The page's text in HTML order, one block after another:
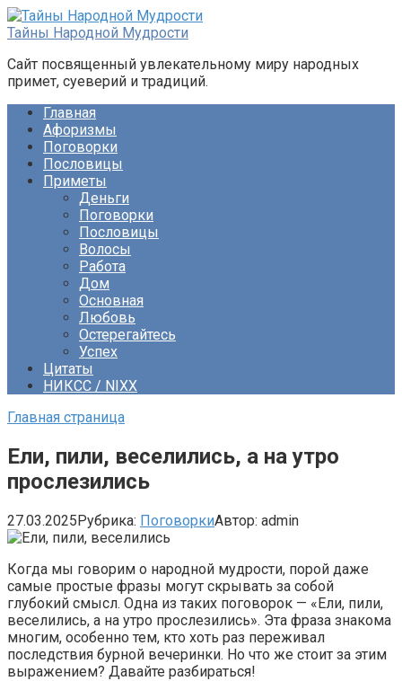
Перейти
к
Тайны Народной Мудрости
Сайт посвященный увлекательному миру народных
примет, суеверий и традиций.
Главная
Афоризмы
Поговорки
Пословицы
Приметы
Деньги
Поговорки
Пословицы
Волосы
Работа
Дом
Основная
Любовь
Остерегайтесь
Успех
Цитаты
НИКСС / NIXX
Главная страница
Ели, пили, веселились, а на утро
прослезились
27.03.2025Рубрика: ПоговоркиАвтор: admin
Когда мы говорим о народной мудрости, порой даже
самые простые фразы могут скрывать за собой
глубокий смысл. Одна из таких поговорок — «Ели, пили,
веселились, а на утро прослезились». Эта фраза знакома
многим, особенно тем, кто хоть раз переживал
последствия бурной вечеринки. Но что же стоит за этим
выражением? Давайте разбираться!